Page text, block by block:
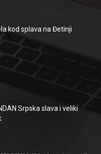
kod splava na Đetinji
Srpska slava i veliki